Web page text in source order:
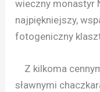
wieczny monastyr
najpiękniejszy,
fotogeniczny
Z kilkoma
sławnymi